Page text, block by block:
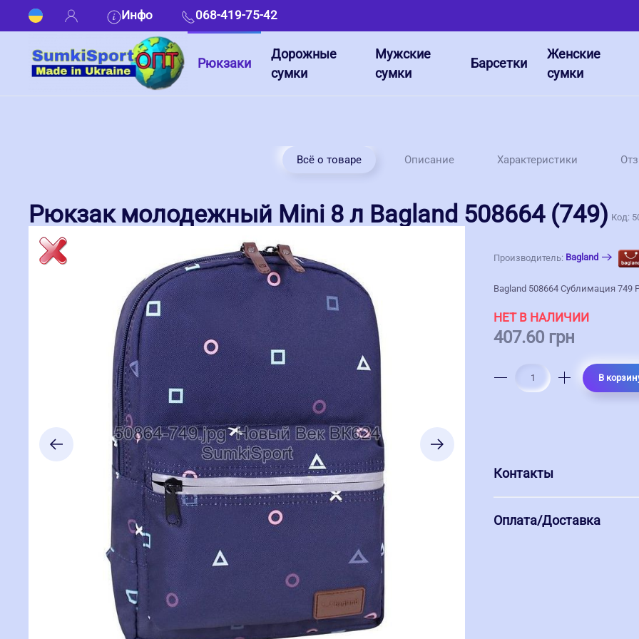
Инфо 068-419-75-42
Рюкзаки
Дорожные
сумки
Мужские
сумки
Барсетки
Женские
сумки
Всё о товаре Описание Характеристики
Рюкзак молодежный Mini 8 л Bagland 508664 (749) Код:
Производитель: Bagland
Bagland 508664 Сублимация
НЕТ В НАЛИЧИИ
407.60 грн
В
Контакты
Оплата/Доставка